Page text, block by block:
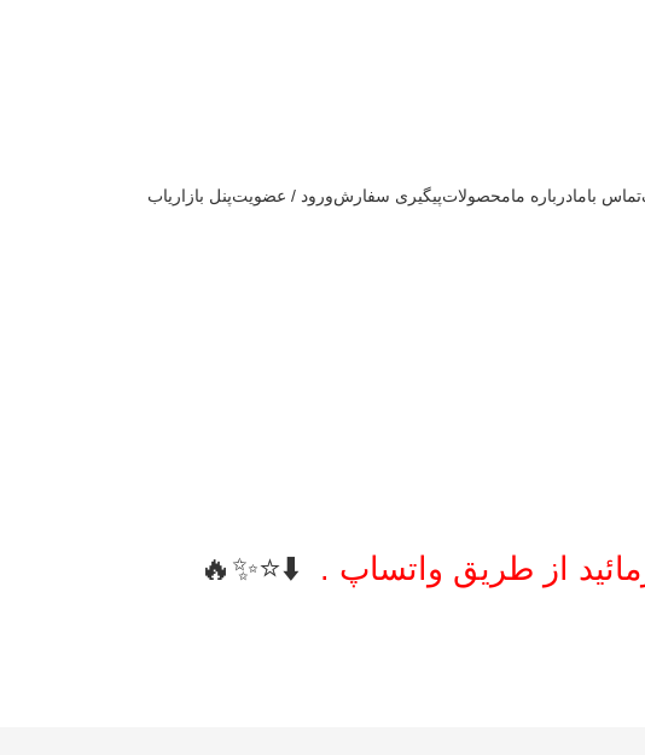
تماس بامادرباره مامحصولاتپیگیری سفارشورود / عضویتپنل بازاریاب
از طریق واتساپ . ⬇️⭐️✨🔥